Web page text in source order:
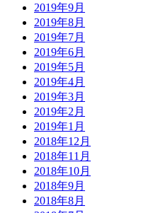
2019年9月
2019年8月
2019年7月
2019年6月
2019年5月
2019年4月
2019年3月
2019年2月
2019年1月
2018年12月
2018年11月
2018年10月
2018年9月
2018年8月